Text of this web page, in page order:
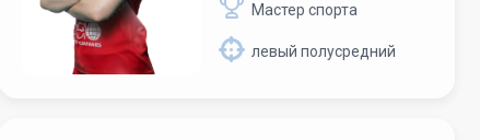
Мастер спорта
левый полусредний